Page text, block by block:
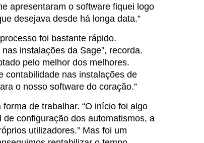
apresentaram o software fiquei logo
desejava desde há longa data.”
foi bastante rápido.
instalações da Sage”, recorda.
pelo melhor dos melhores.
contabilidade nas instalações de
o nosso software do coração.”
de trabalhar. “O início foi algo
configuração dos automatismos, a
utilizadores.” Mas foi um